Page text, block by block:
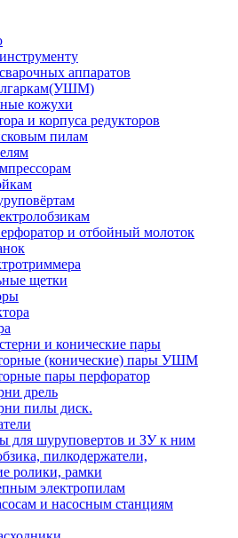
аппаратов
кожухи
и корпуса редукторов
пилам
и отбойный молоток
щетки
и конические пары
(конические) пары УШМ
пары перфоратор
дрель
пилы диск.
для шуруповертов и ЗУ к ним
пилкодержатели,
ролики, рамки
электропилам
и насосным станциям